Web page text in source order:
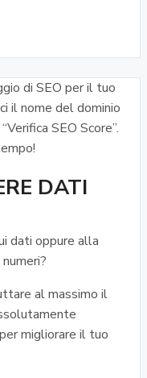
di SEO per il tuo
il nome del dominio
SEO Score”.
DATI
dati oppure alla
al massimo il
migliorare il tuo